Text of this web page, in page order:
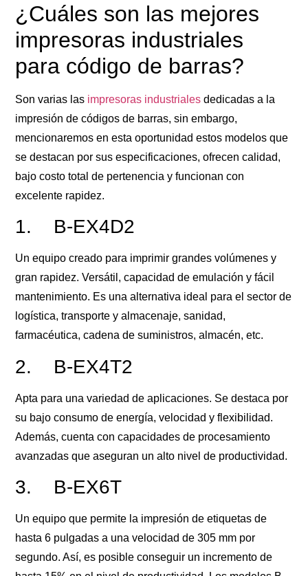
¿Cuáles son las mejores
impresoras industriales
para código de barras?
Son varias las impresoras industriales dedicadas a la
impresión de códigos de barras, sin embargo,
mencionaremos en esta oportunidad estos modelos que
se destacan por sus especificaciones, ofrecen calidad,
bajo costo total de pertenencia y funcionan con
excelente rapidez.
1. B-EX4D2
Un equipo creado para imprimir grandes volúmenes y
gran rapidez. Versátil, capacidad de emulación y fácil
mantenimiento. Es una alternativa ideal para el sector de
logística, transporte y almacenaje, sanidad,
farmacéutica, cadena de suministros, almacén, etc.
2. B-EX4T2
Apta para una variedad de aplicaciones. Se destaca por
su bajo consumo de energía, velocidad y flexibilidad.
Además, cuenta con capacidades de procesamiento
avanzadas que aseguran un alto nivel de productividad.
3. B-EX6T
Un equipo que permite la impresión de etiquetas de
hasta 6 pulgadas a una velocidad de 305 mm por
segundo. Así, es posible conseguir un incremento de